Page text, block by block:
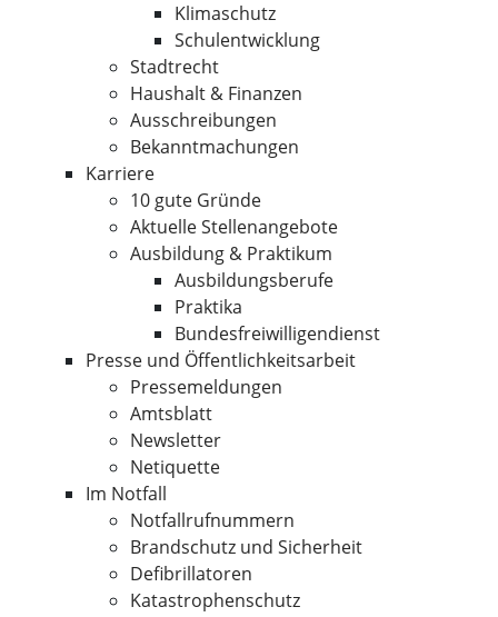
Klimaschutz
Schulentwicklung
Stadtrecht
Haushalt & Finanzen
Ausschreibungen
Bekanntmachungen
Karriere
10 gute Gründe
Aktuelle Stellenangebote
Ausbildung & Praktikum
Ausbildungsberufe
Praktika
Bundesfreiwilligendienst
Presse und Öffentlichkeitsarbeit
Pressemeldungen
Amtsblatt
Newsletter
Netiquette
Im Notfall
Notfallrufnummern
Brandschutz und Sicherheit
Defibrillatoren
Katastrophenschutz